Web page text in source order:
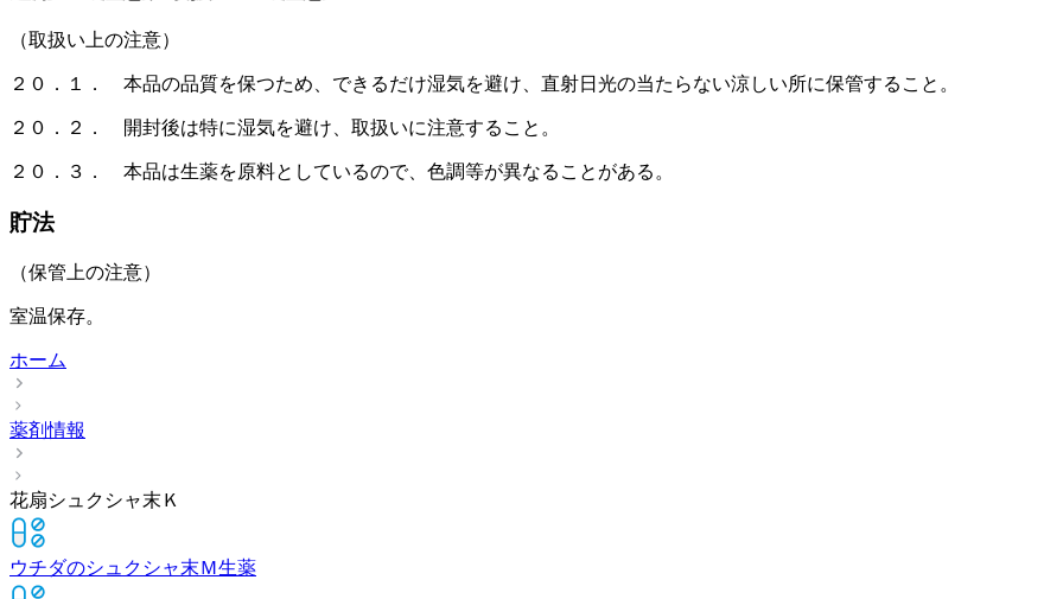
（取扱い上の注意）
２０．１． 本品の品質を保つため、できるだけ湿気を避け、直射日光の当たらない涼しい所に保管すること。
２０．２． 開封後は特に湿気を避け、取扱いに注意すること。
２０．３． 本品は生薬を原料としているので、色調等が異なることがある。
貯法
（保管上の注意）
室温保存。
ホーム
薬剤情報
花扇シュクシャ末Ｋ
ウチダのシュクシャ末Ｍ生薬